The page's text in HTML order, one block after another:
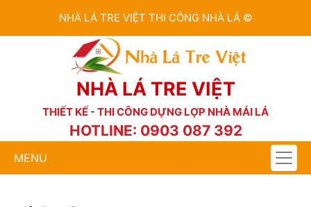
NHÀ LÁ TRE VIỆT THI CÔNG NHÀ LÁ ©
NHÀ LÁ TRE VIỆT
THIẾT KẾ - THI CÔNG DỰNG LỢP NHÀ MÁI LÁ
HOTLINE: 0903 087 392
MENU